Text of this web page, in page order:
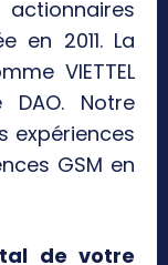
en 2011. La
VIETTEL
Notre
expériences
GSM en
de votre